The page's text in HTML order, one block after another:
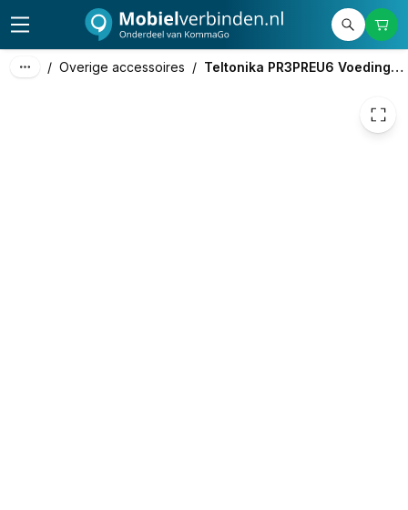
/ Overige accessoires / Teltonika PR3PREU6 Voedingsadapter
9,05 excl. btw
10,95 incl. btw